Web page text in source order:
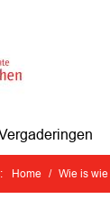
Home Wie is wie